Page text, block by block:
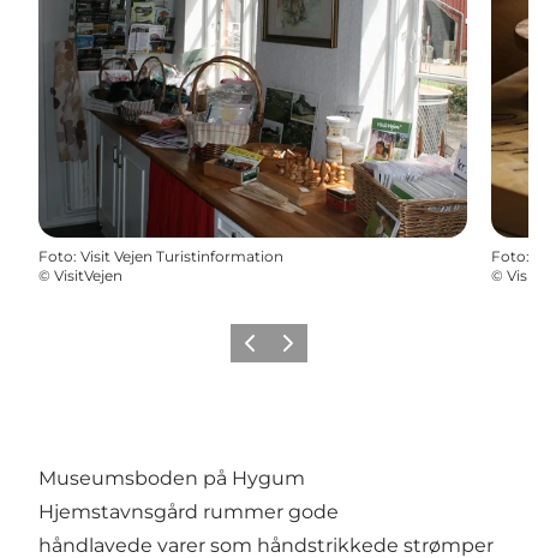
Foto: Visit Vejen Turistinformation
© VisitVejen
Foto:
©
Vorherige Folie
Nächste Folie
Museumsboden på Hygum
Hjemstavnsgård rummer gode
håndlavede varer som håndstrikkede strømper